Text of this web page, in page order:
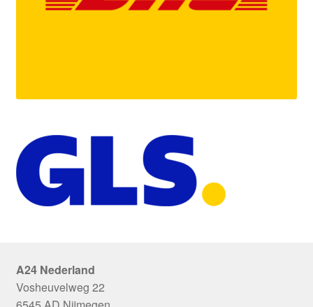
A24 Nederland
Vosheuvelweg 22